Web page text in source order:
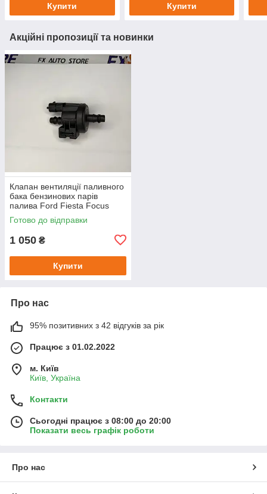
Купити Купити
Акційні пропозиції та новинки
Клапан вентиляції паливного
бака бензинових парів
палива Ford Fiesta Focus
0280142517 C1B1-9G866-AA
Готово до відправки
1 050 ₴
Купити
Про нас
95% позитивних з 42 відгуків за рік
Працює з 01.02.2022
м. Київ
Київ, Україна
Контакти
Сьогодні працює з 08:00 до 20:00
Показати весь графік роботи
Про нас